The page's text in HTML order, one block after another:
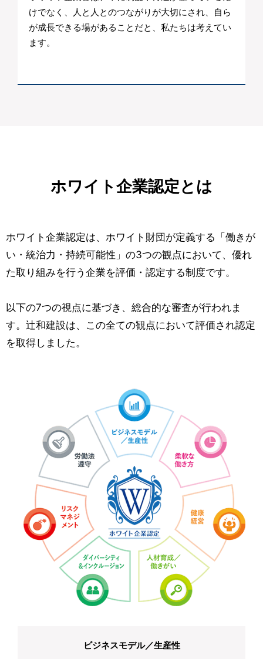
けでなく、人と人とのつながりが大切にされ、自ら
が成長できる場があることだと、私たちは考えてい
ます。
ホワイト企業認定とは
ホワイト企業認定は、ホワイト財団が定義する「働きが
い・統治力・持続可能性」の3つの観点において、優れ
た取り組みを行う企業を評価・認定する制度です。
以下の7つの視点に基づき、総合的な審査が行われま
す。辻和建設は、この全ての観点において評価され認定
を取得しました。
ビジネスモデル／生産性